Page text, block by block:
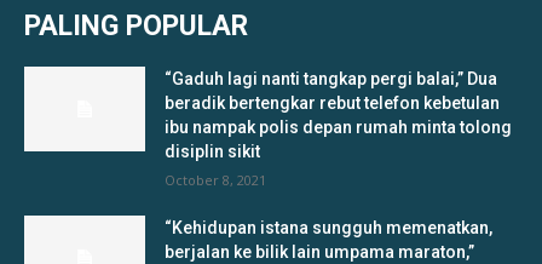
PALING POPULAR
“Gaduh lagi nanti tangkap pergi balai,” Dua
beradik bertengkar rebut telefon kebetulan
ibu nampak polis depan rumah minta tolong
disiplin sikit
October 8, 2021
“Kehidupan istana sungguh memenatkan,
berjalan ke bilik lain umpama maraton,”